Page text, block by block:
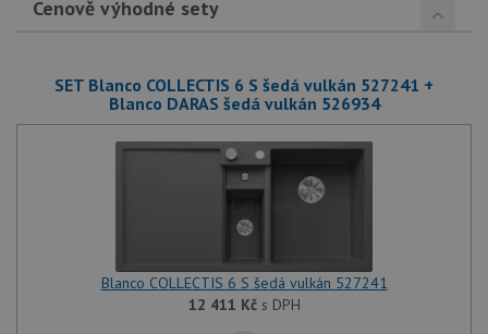
Cenově výhodné sety
SET Blanco COLLECTIS 6 S šedá vulkán 527241 +
Blanco DARAS šedá vulkán 526934
Blanco COLLECTIS 6 S šedá vulkán 527241
12 411 Kčs DPH